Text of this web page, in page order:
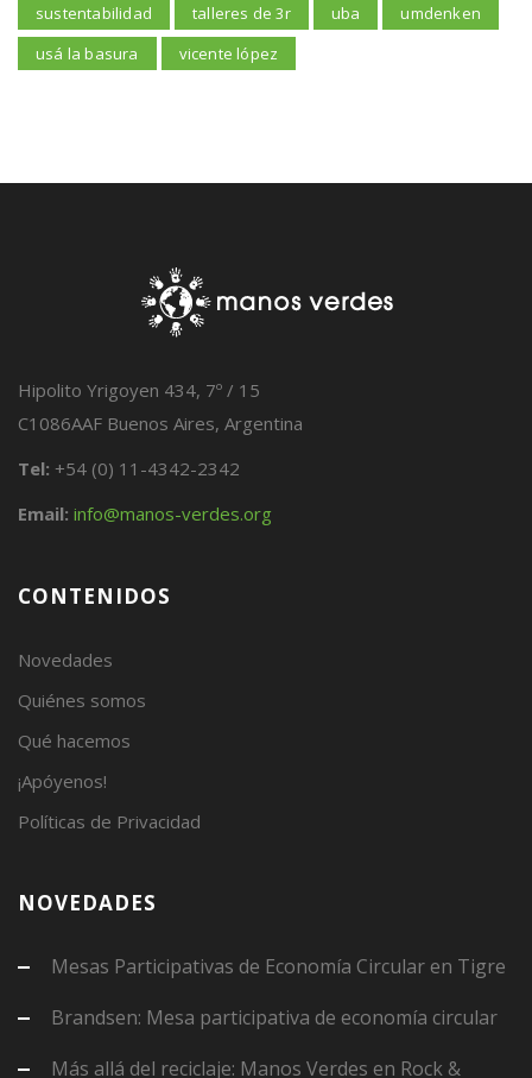
sustentabilidad
talleres de 3r uba
umdenken
usá la basura
vicente lópez
Hipolito Yrigoyen 434, 7º / 15
C1086AAF Buenos Aires, Argentina
Tel: +54 (0) 11-4342-2342
Email: info@manos-verdes.org
CONTENIDOS
Novedades
Quiénes somos
Qué hacemos
¡Apóyenos!
Políticas de Privacidad
NOVEDADES
Mesas Participativas de Economía Circular en Tigre
Brandsen: Mesa participativa de economía circular
Más allá del reciclaje: Manos Verdes en Rock &